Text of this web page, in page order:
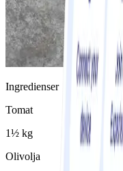
Ingredienser
Tomat
1½ kg
Olivolja